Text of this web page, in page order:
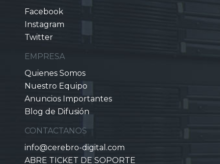
Facebook
Instagram
Twitter
EMPRESA
Quienes Somos
Nuestro Equipo
Anuncios Importantes
Blog de Difusión
CONTACTANOS
info@cerebro-digital.com
ABRE TICKET DE SOPORTE